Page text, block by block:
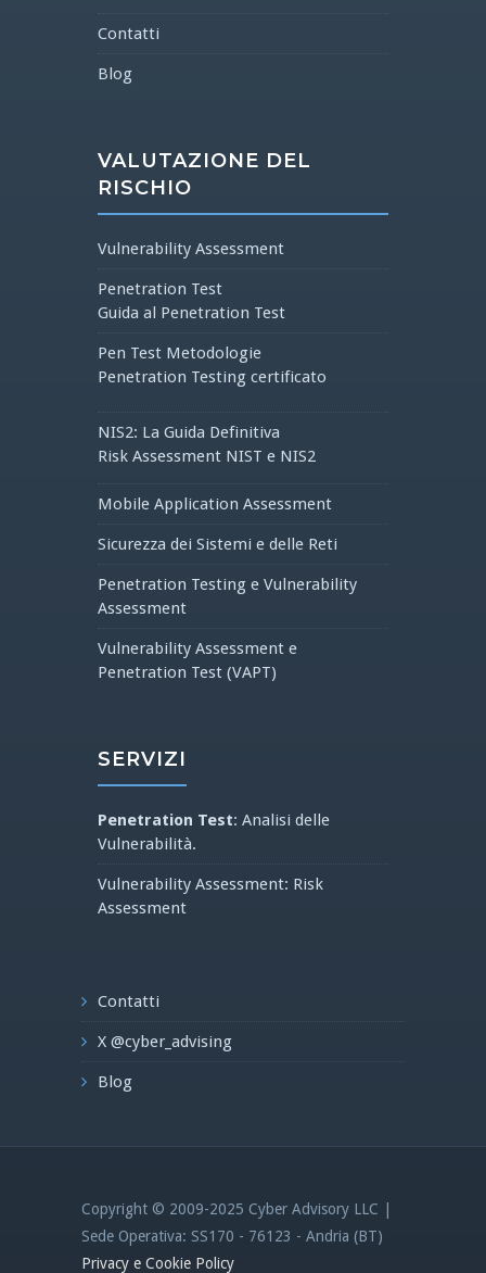
Contatti
Blog
VALUTAZIONE DEL
RISCHIO
Vulnerability Assessment
Penetration Test
Guida al Penetration Test
Pen Test Metodologie
Penetration Testing certificato
NIS2: La Guida Definitiva
Risk Assessment NIST e NIS2
Mobile Application Assessment
Sicurezza dei Sistemi e delle Reti
Penetration Testing e Vulnerability
Assessment
Vulnerability Assessment e
Penetration Test (VAPT)
SERVIZI
Penetration Test: Analisi delle
Vulnerabilità.
Vulnerability Assessment: Risk
Assessment
Contatti
X @cyber_advising
Blog
Copyright © 2009-2025 Cyber Advisory LLC |
Sede Operativa: SS170 - 76123 - Andria (BT)
Privacy e Cookie Policy